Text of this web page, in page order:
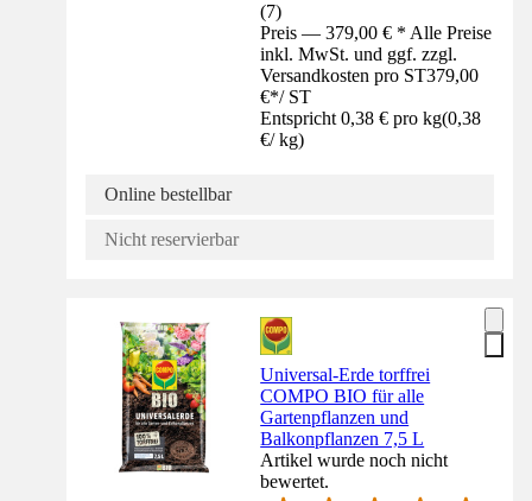
(7)
Preis — 379,00 € * Alle Preise
inkl. MwSt. und ggf. zzgl.
Versandkosten pro ST379,00
€*/ ST
Entspricht 0,38 € pro kg(0,38
€/ kg)
Online bestellbar
Nicht reservierbar
Universal-Erde torffrei
COMPO BIO für alle
Gartenpflanzen und
Balkonpflanzen 7,5 L
Artikel wurde noch nicht
bewertet.